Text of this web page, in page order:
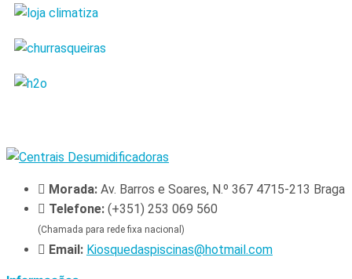
Morada: Av. Barros e Soares, N.º 367 4715-213 Braga
Telefone: (+351) 253 069 560
(Chamada para rede fixa nacional)
Email: Kiosquedaspiscinas@hotmail.com